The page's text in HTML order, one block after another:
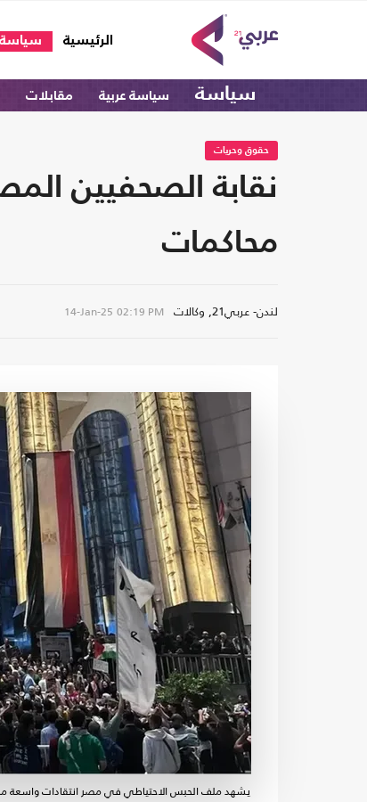
الرئيسية
(current) سياسة
سياسة سياسة عربية مقابلات
حقوق وحريات
نقابة الصحفيين
محاكمات
لندن- عربي21, وكالات 14-Jan-25 02:19 PM
يشهد ملف الحبس الاحتياطي في مصر انتقادات واسعة